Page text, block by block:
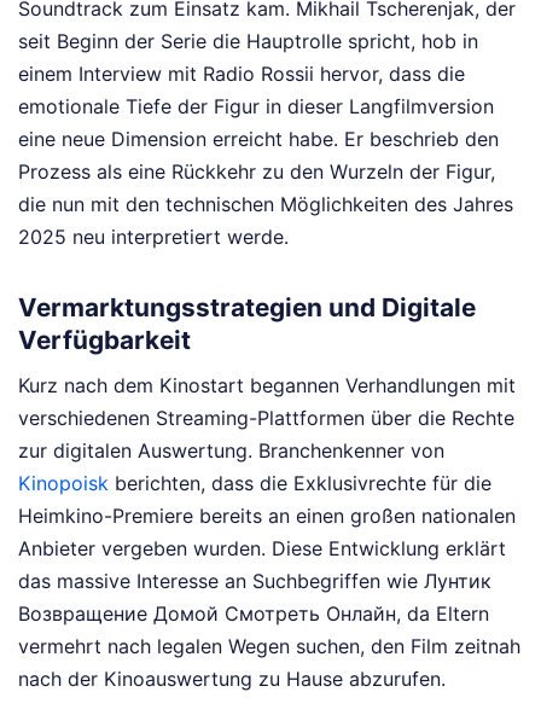
Soundtrack zum Einsatz kam. Mikhail Tscherenjak, der
seit Beginn der Serie die Hauptrolle spricht, hob in
einem Interview mit Radio Rossii hervor, dass die
emotionale Tiefe der Figur in dieser Langfilmversion
eine neue Dimension erreicht habe. Er beschrieb den
Prozess als eine Rückkehr zu den Wurzeln der Figur,
die nun mit den technischen Möglichkeiten des Jahres
2025 neu interpretiert werde.
Vermarktungsstrategien und Digitale
Verfügbarkeit
Kurz nach dem Kinostart begannen Verhandlungen mit
verschiedenen Streaming-Plattformen über die Rechte
zur digitalen Auswertung. Branchenkenner von
Kinopoisk berichten, dass die Exklusivrechte für die
Heimkino-Premiere bereits an einen großen nationalen
Anbieter vergeben wurden. Diese Entwicklung erklärt
das massive Interesse an Suchbegriffen wie Лунтик
Возвращение Домой Смотреть Онлайн, da Eltern
vermehrt nach legalen Wegen suchen, den Film zeitnah
nach der Kinoauswertung zu Hause abzurufen.